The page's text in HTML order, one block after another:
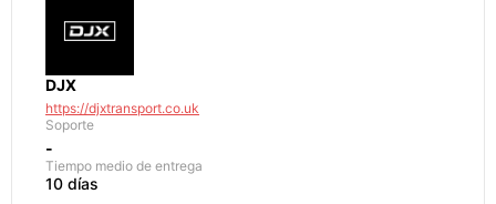
DJX
https://djxtransport.co.uk
Soporte
-
Tiempo medio de entrega
10 días